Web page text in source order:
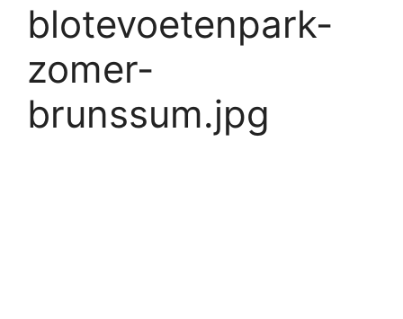
blotevoetenpark-
zomer-
brunssum.jpg